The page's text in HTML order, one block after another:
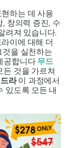
하는 데 사용
창의력 증진, 수
려져 있습니다.
라이에 대해 더
을 실천하는
공합니다 무드
든 것을 가르쳐
라이 과정에서
있도록 모든 내